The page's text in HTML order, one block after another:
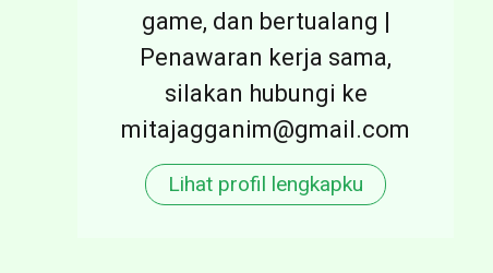
game, dan bertualang |
Penawaran kerja sama,
silakan hubungi ke
mitajagganim@gmail.com
Lihat profil lengkapku